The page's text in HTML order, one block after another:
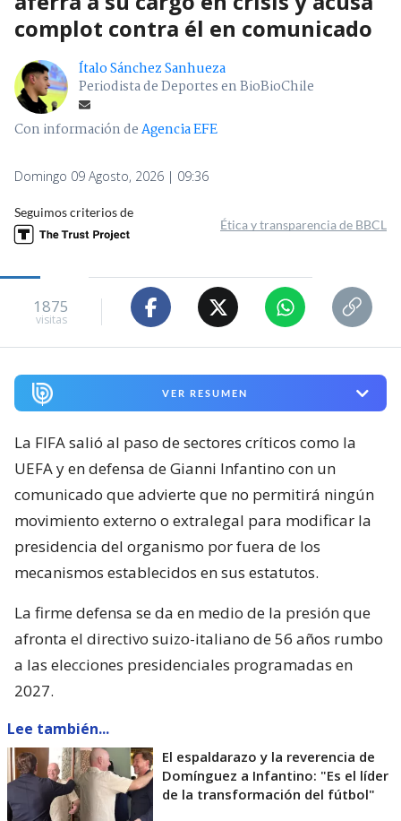
complot contra él en comunicado
Ítalo Sánchez Sanhueza
Periodista de Deportes en BioBioChile
Con información deAgencia EFE
Domingo 09 Agosto, 2026 | 09:36
Seguimos criterios de
Ética y transparencia de BBCL
1875
visitas
VER RESUMEN
La FIFA salió al paso de sectores críticos como la
UEFA y en defensa de Gianni Infantino con un
comunicado que advierte que no permitirá ningún
movimiento externo o extralegal para modificar la
presidencia del organismo por fuera de los
mecanismos establecidos en sus estatutos.
La firme defensa se da en medio de la presión que
afronta el directivo suizo-italiano de 56 años rumbo
a las elecciones presidenciales programadas en
2027.
Lee también...
El espaldarazo y la reverencia de
Domínguez a Infantino: "Es el líder
de la transformación del fútbol"